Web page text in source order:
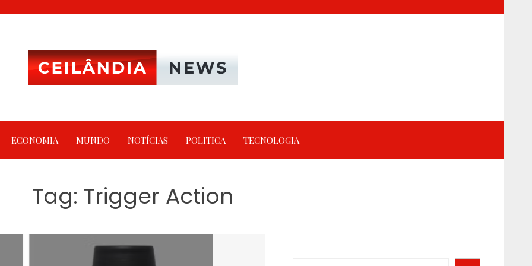
ECONOMIA MUNDO NOTÍCIAS POLITICA TECNOLOGIA
Tag: Trigger Action